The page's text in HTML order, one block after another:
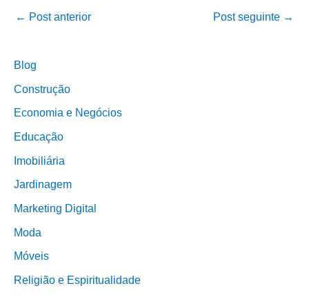
← Post anterior Post seguinte →
Blog
Construção
Economia e Negócios
Educação
Imobiliária
Jardinagem
Marketing Digital
Moda
Móveis
Religião e Espiritualidade